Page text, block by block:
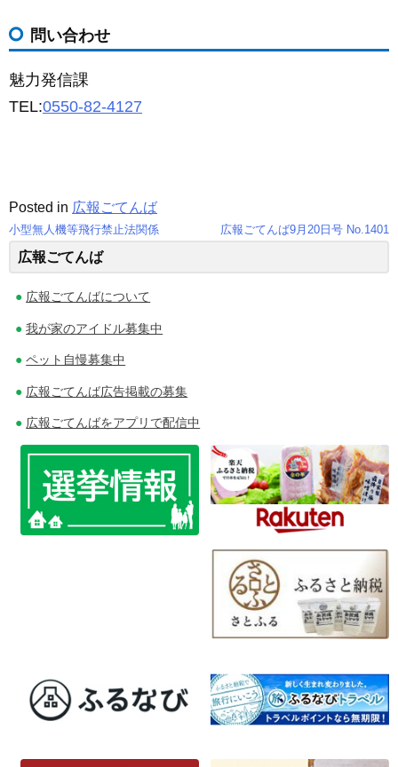
問い合わせ
魅力発信課
TEL:0550-82-4127
Posted in 広報ごてんば
投
ー
シ
小型無人機等飛行禁止法関係 広報ごてんば9月20日号 No.1401
広報ごてんば
広報ごてんばについて
我が家のアイドル募集中
ペット自慢募集中
広報ごてんば広告掲載の募集
広報ごてんばをアプリで配信中